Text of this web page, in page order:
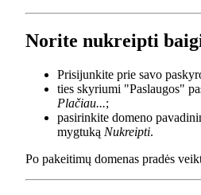
Norite nukreipti
Prisijunkite prie savo
ties skyriumi "Paslaugos"
Plačiau...;
pasirinkite domeno
mygtuką Nukreipti.
Po pakeitimų domenas pradės